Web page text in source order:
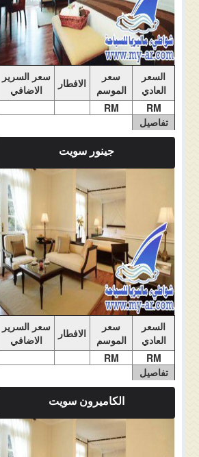
السعر
العادي
سعر
الموسم
الافطار
سعر السرير
الاضافي
RM
RM
تفاصيل
الغرفة
جينور سويت
السعر
العادي
سعر
الموسم
الافطار
سعر السرير
الاضافي
RM
RM
تفاصيل
الغرفة
ملاحضات الغرفة
الكاميرون سويت
ملاحضات الغرفة